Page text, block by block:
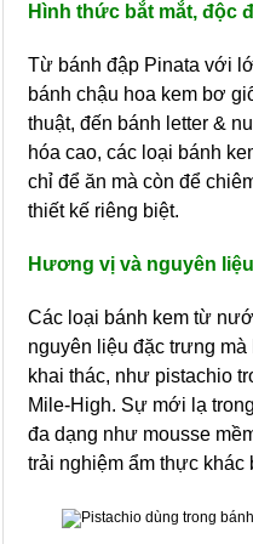
Hình thức bắt mắt, độc
Từ bánh đập Pinata với
bánh chậu hoa kem bơ
thuật, đến bánh letter &
hóa cao, các loại bánh
chỉ để ăn mà còn để
thiết kế riêng biệt.
Hương vị và nguyên
Các loại bánh kem từ
nguyên liệu đặc trưng
khai thác, như pistachio
Mile-High. Sự mới lạ
đa dạng như mousse
trải nghiệm ẩm thực khác